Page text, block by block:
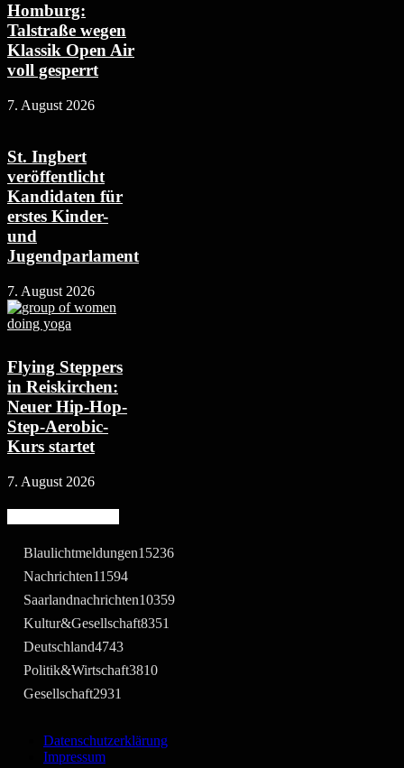
Homburg:
Talstraße wegen
Klassik Open Air
voll gesperrt
7. August 2026
St. Ingbert
veröffentlicht
Kandidaten für
erstes Kinder-
und
Jugendparlament
7. August 2026
Flying Steppers
in Reiskirchen:
Neuer Hip-Hop-
Step-Aerobic-
Kurs startet
7. August 2026
Blaulichtmeldungen15236
Nachrichten11594
Saarlandnachrichten10359
Kultur&Gesellschaft8351
Deutschland4743
Politik&Wirtschaft3810
Gesellschaft2931
Datenschutzerklärung
Impressum